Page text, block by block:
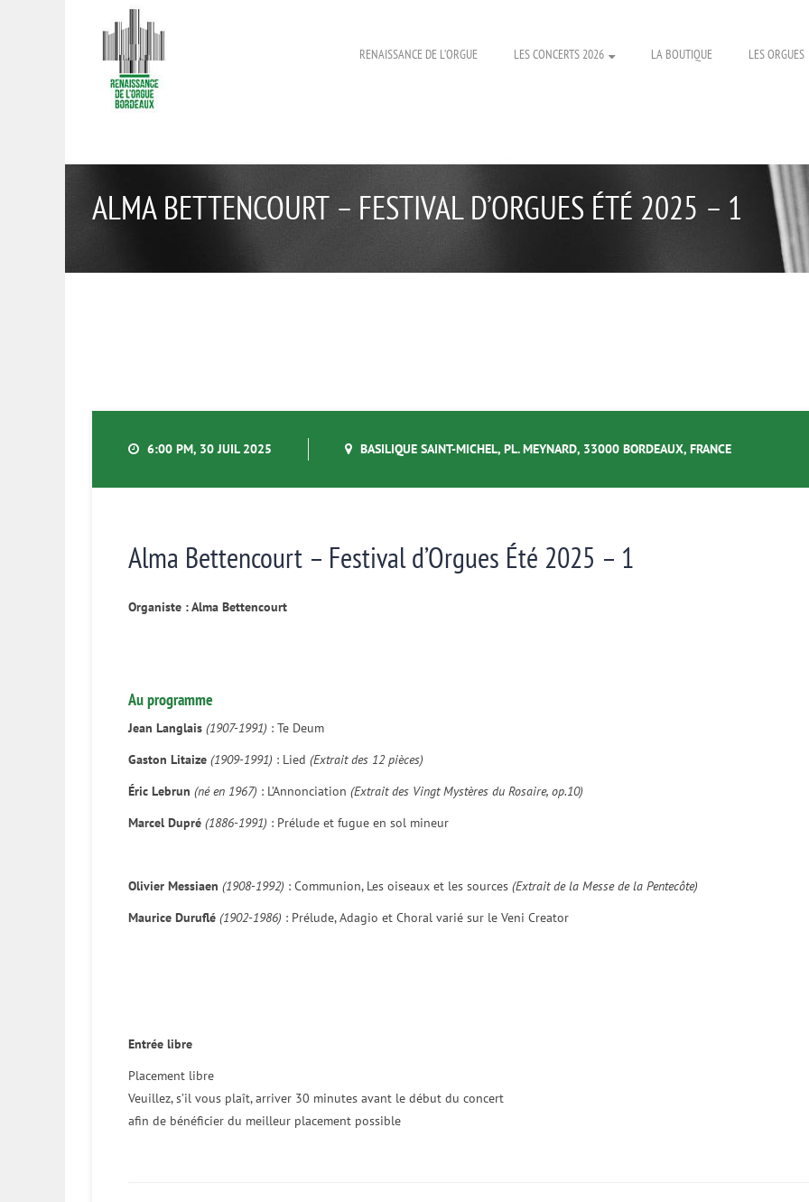
RENAISSANCE DE L’ORGUE LES CONCERTS 2026 LA BOUTIQUE LES ORGUES
ALMA BETTENCOURT – FESTIVAL D’ORGUES ÉTÉ 2025 – 1
6:00 PM, 30 JUIL 2025 BASILIQUE SAINT-MICHEL, PL. MEYNARD, 33000 BORDEAUX, FRANCE
Alma Bettencourt – Festival d’Orgues Été 2025 – 1
Organiste : Alma Bettencourt
Au programme
Jean Langlais (1907-1991) : Te Deum
Gaston Litaize (1909-1991) : Lied (Extrait des 12 pièces)
Éric Lebrun (né en 1967) : L’Annonciation (Extrait des Vingt Mystères du Rosaire, op.10)
Marcel Dupré (1886-1991) : Prélude et fugue en sol mineur
Olivier Messiaen (1908-1992) : Communion, Les oiseaux et les sources (Extrait de la Messe de la Pentecôte)
Maurice Duruflé (1902-1986) : Prélude, Adagio et Choral varié sur le Veni Creator
Entrée libre
Placement libre
Veuillez, s’il vous plaît, arriver 30 minutes avant le début du concert
afin de bénéficier du meilleur placement possible